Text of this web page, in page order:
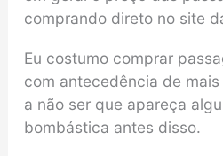
comprando direto no site
Eu costumo comprar
com antecedência de
a não ser que apareça
bombástica antes disso.